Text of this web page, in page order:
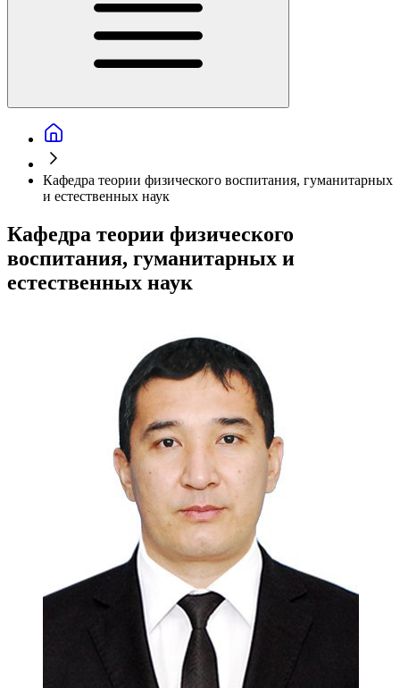
Кафедра теории физического воспитания, гуманитарных
и естественных наук
Кафедра теории физического
воспитания, гуманитарных и
естественных наук